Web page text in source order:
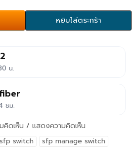
หยิบใส่ตระกร้า
น.
ชม.
คิดเห็น / แสดงความคิดเห็น
sfp switch
sfp manage switch